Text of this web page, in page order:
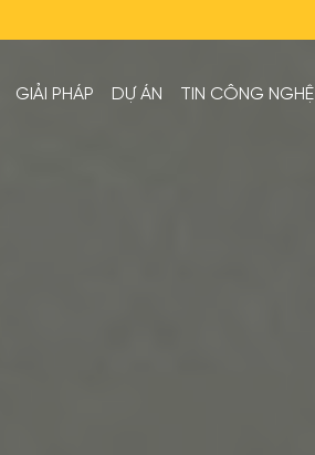
GIẢI PHÁP DỰ ÁN TIN CÔNG NGHỆ